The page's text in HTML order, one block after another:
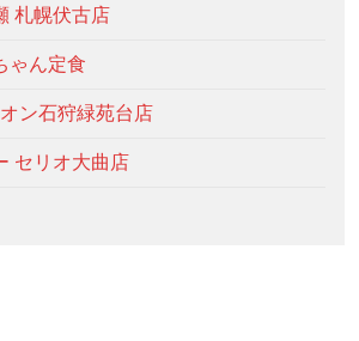
札幌伏古店
ゃん定食
オン石狩緑苑台店
セリオ大曲店